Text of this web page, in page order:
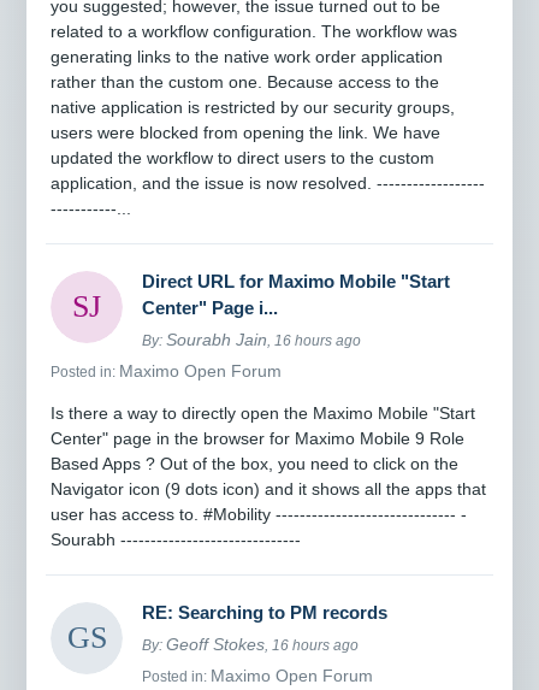
you suggested; however, the issue turned out to be
related to a workflow configuration. The workflow was
generating links to the native work order application
rather than the custom one. Because access to the
native application is restricted by our security groups,
users were blocked from opening the link. We have
updated the workflow to direct users to the custom
application, and the issue is now resolved. ------------------
-----------...
Direct URL for Maximo Mobile "Start
Center" Page i...
By:Sourabh Jain, 16 hours ago
Posted in: Maximo Open Forum
Is there a way to directly open the Maximo Mobile "Start
Center" page in the browser for Maximo Mobile 9 Role
Based Apps ? Out of the box, you need to click on the
Navigator icon (9 dots icon) and it shows all the apps that
user has access to. #Mobility ------------------------------ -
Sourabh ------------------------------
RE: Searching to PM records
By:Geoff Stokes, 16 hours ago
Posted in: Maximo Open Forum